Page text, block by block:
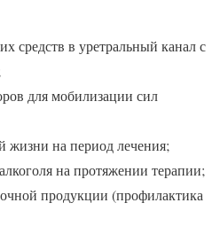
средств в уретральный канал с
для мобилизации сил
жизни на период лечения;
на протяжении терапии;
продукции (профилактика